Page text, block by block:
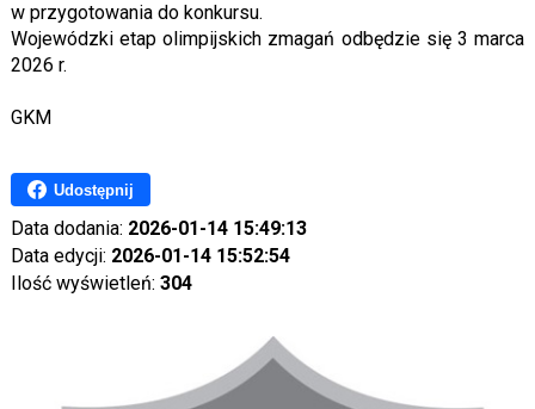
w przygotowania do konkursu.
Wojewódzki etap olimpijskich zmagań odbędzie się 3 marca
2026 r.
GKM
Udostępnij
Data dodania: 2026-01-14 15:49:13
Data edycji: 2026-01-14 15:52:54
Ilość wyświetleń: 304